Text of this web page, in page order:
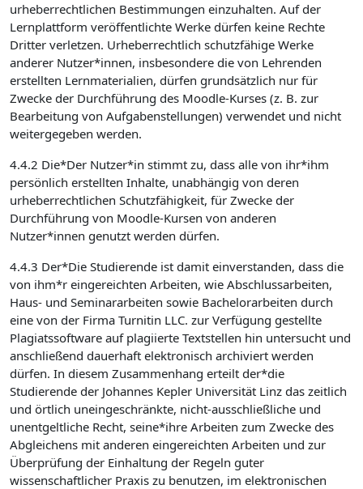
urheberrechtlichen Bestimmungen einzuhalten. Auf der
Lernplattform veröffentlichte Werke dürfen keine Rechte
Dritter verletzen. Urheberrechtlich schutzfähige Werke
anderer Nutzer*innen, insbesondere die von Lehrenden
erstellten Lernmaterialien, dürfen grundsätzlich nur für
Zwecke der Durchführung des Moodle-Kurses (z. B. zur
Bearbeitung von Aufgabenstellungen) verwendet und nicht
weitergegeben werden.
4.4.2 Die*Der Nutzer*in stimmt zu, dass alle von ihr*ihm
persönlich erstellten Inhalte, unabhängig von deren
urheberrechtlichen Schutzfähigkeit, für Zwecke der
Durchführung von Moodle-Kursen von anderen
Nutzer*innen genutzt werden dürfen.
4.4.3 Der*Die Studierende ist damit einverstanden, dass die
von ihm*r eingereichten Arbeiten, wie Abschlussarbeiten,
Haus- und Seminararbeiten sowie Bachelorarbeiten durch
eine von der Firma Turnitin LLC. zur Verfügung gestellte
Plagiatssoftware auf plagiierte Textstellen hin untersucht und
anschließend dauerhaft elektronisch archiviert werden
dürfen. In diesem Zusammenhang erteilt der*die
Studierende der Johannes Kepler Universität Linz das zeitlich
und örtlich uneingeschränkte, nicht-ausschließliche und
unentgeltliche Recht, seine*ihre Arbeiten zum Zwecke des
Abgleichens mit anderen eingereichten Arbeiten und zur
Überprüfung der Einhaltung der Regeln guter
wissenschaftlicher Praxis zu benutzen, im elektronischen